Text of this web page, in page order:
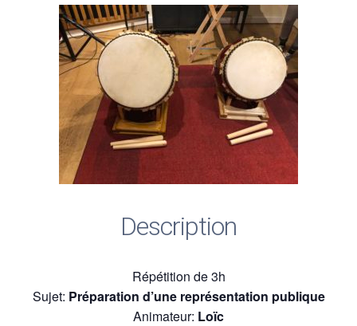
Description
Répétition de 3h
Sujet: Préparation d’une représentation publique
Animateur: Loïc